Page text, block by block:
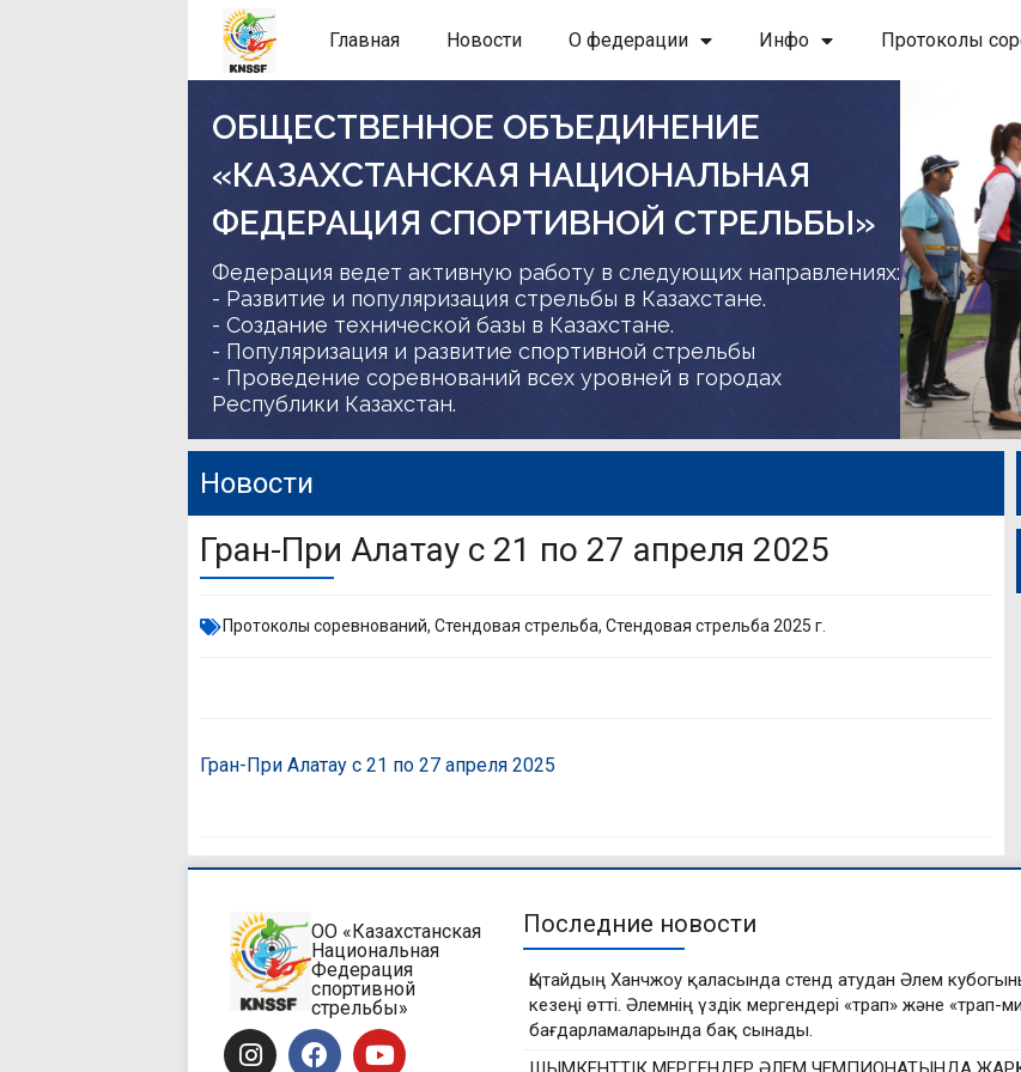
Главная Новости О федерации Инфо Протоколы
ОБЩЕСТВЕННОЕ ОБЪЕДИНЕНИЕ
«КАЗАХСТАНСКАЯ НАЦИОНАЛЬНАЯ
ФЕДЕРАЦИЯ СПОРТИВНОЙ СТРЕЛЬБЫ»
Федерация ведет активную работу в следующих направлениях:
- Развитие и популяризация стрельбы в Казахстане.
- Создание технической базы в Казахстане.
- Популяризация и развитие спортивной стрельбы
- Проведение соревнований всех уровней в городах
Республики Казахстан.
Новости
Гран-При Алатау с 21 по 27 апреля 2025
Протоколы соревнований, Стендовая стрельба, Стендовая стрельба 2025 г.
Гран-При Алатау с 21 по 27 апреля 2025
ОО «Казахстанская
Национальная
Федерация
спортивной
стрельбы»
Последние новости
Қытайдың Ханчжоу қаласында стенд атудан Әлем
кезеңі өтті. Әлемнің үздік мергендері «трап» және «трап-
бағдарламаларында бақ сынады.